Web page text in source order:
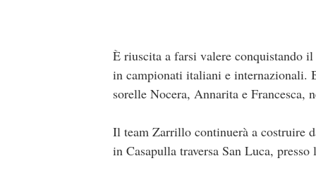
È riuscita a farsi valere conquistando
in campionati italiani e internazionali.
sorelle Nocera, Annarita e Francesca,
Il team Zarrillo continuerà a costruire
in Casapulla traversa San Luca,